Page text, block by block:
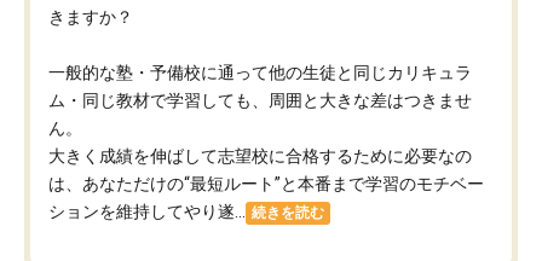
きますか？
一般的な塾・予備校に通って他の生徒と同じカリキュラ
ム・同じ教材で学習しても、周囲と大きな差はつきませ
ん。
大きく成績を伸ばして志望校に合格するために必要なの
は、あなただけの“最短ルート”と本番まで学習のモチベー
ションを維持してやり遂...
続きを読む